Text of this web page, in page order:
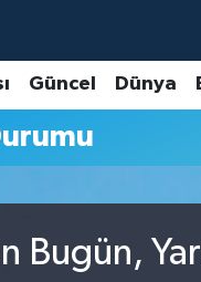
Güncel Dünya
Bugün,